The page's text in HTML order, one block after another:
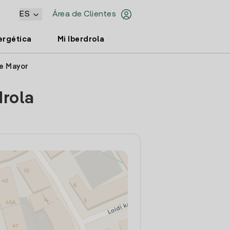
Área de Clientes
ES
Mi Iberdrola
Mayor